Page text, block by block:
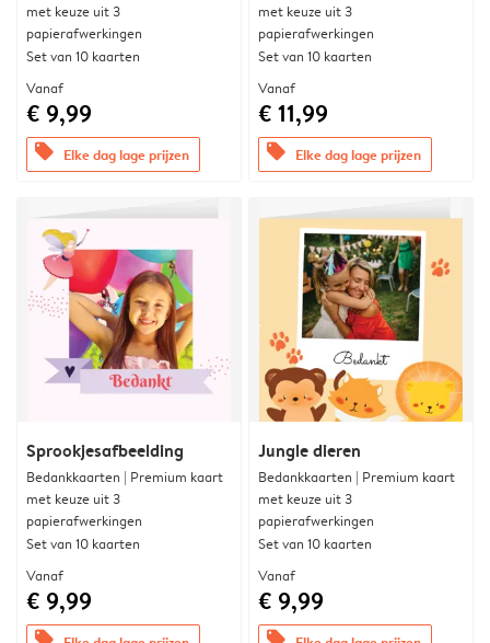
met keuze uit 3
papierafwerkingen
Set van 10 kaarten
Vanaf
€ 9,99
offers Elke dag lage prijzen
met keuze uit 3
papierafwerkingen
Set van 10 kaarten
Vanaf
€ 11,99
offers Elke dag lage prijzen
Sprookjesafbeelding
Bedankkaarten | Premium kaart
met keuze uit 3
papierafwerkingen
Set van 10 kaarten
Vanaf
€ 9,99
offers
Jungle dieren
Bedankkaarten | Premium kaart
met keuze uit 3
papierafwerkingen
Set van 10 kaarten
Vanaf
€ 9,99
offers